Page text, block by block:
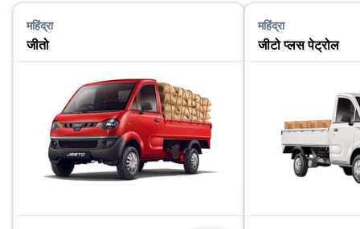
महिंद्रा
जीतो
महिंद्रा
जीटो प्लस पेट्रोल